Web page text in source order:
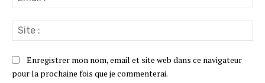
:*
:
Enregistrer mon nom, email et site web dans ce navigateur
pour la prochaine fois que je commenterai.